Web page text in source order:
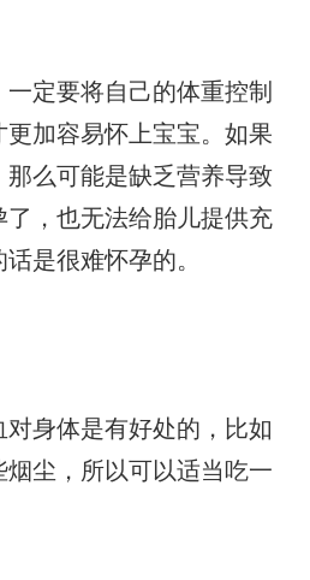
定要将自己的体重控制
加容易怀上宝宝。如果
那么可能是缺乏营养导致
，也无法给胎儿提供充
是很难怀孕的。
身体是有好处的，比如
尘，所以可以适当吃一